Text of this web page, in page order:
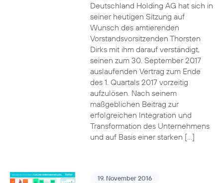
Deutschland Holding AG hat sich in
seiner heutigen Sitzung auf
Wunsch des amtierenden
Vorstandsvorsitzenden Thorsten
Dirks mit ihm darauf verständigt,
seinen zum 30. September 2017
auslaufenden Vertrag zum Ende
des 1. Quartals 2017 vorzeitig
aufzulösen. Nach seinem
maßgeblichen Beitrag zur
erfolgreichen Integration und
Transformation des Unternehmens
und auf Basis einer starken […]
19. November 2016